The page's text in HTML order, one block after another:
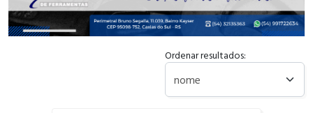
Ordenar resultados: